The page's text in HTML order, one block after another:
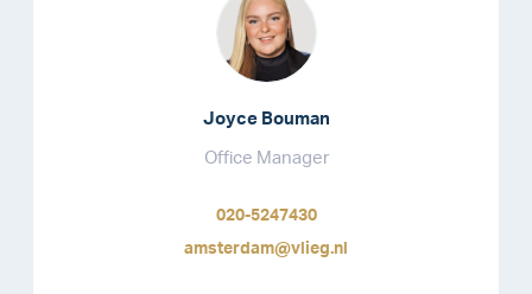
Joyce Bouman
Office Manager
020-5247430
amsterdam@vlieg.nl